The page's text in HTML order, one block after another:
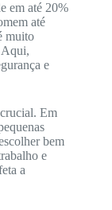
em até 20%
até
muito
Aqui,
e
Em
bem
e
a